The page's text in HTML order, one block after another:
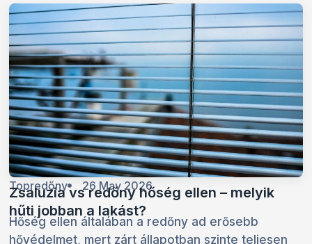
Topredőny 26 May 2026
Zsaluzia vs redőny hőség ellen – melyik
hűti jobban a lakást?
Hőség ellen általában a redőny ad erősebb
hővédelmet, mert zárt állapotban szinte teljesen